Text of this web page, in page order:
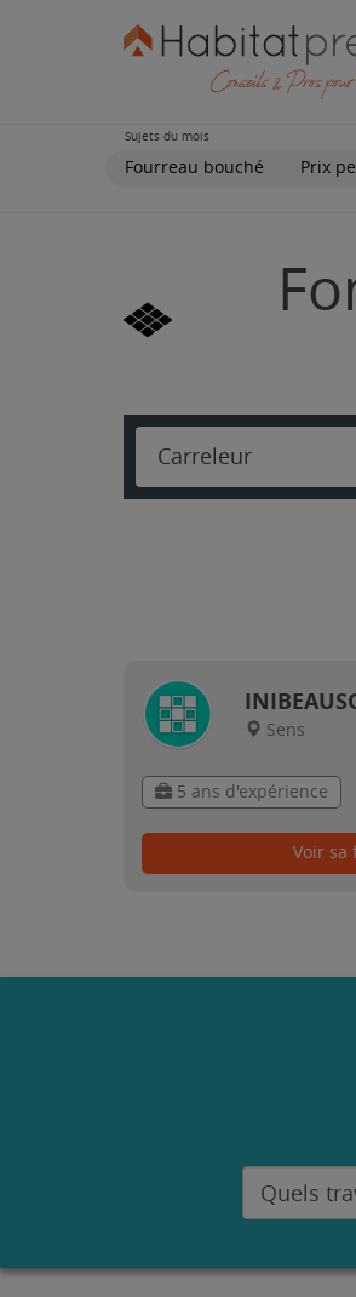
Sujets du mois
Fourreau bouché Prix
Carreleur
Sens
5 ans d'expérience
Voir sa